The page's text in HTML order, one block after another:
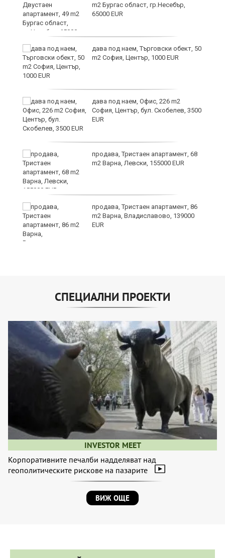
m2 Бургас област, гр.Несебър,
65000 EUR
дава под наем, Търговски обект, 50
m2 София, Център, 1000 EUR
дава под наем, Офис, 226 m2
София, Център, бул. Скобелев, 3500
EUR
продава, Тристаен апартамент, 68
m2 Варна, Левски, 155000 EUR
продава, Тристаен апартамент, 86
m2 Варна, Владиславово, 139000
EUR
СПЕЦИАЛНИ ПРОЕКТИ
INVESTOR MEET
Корпоративните печалби надделяват над
геополитическите рискове на пазарите
ВИЖ ОЩЕ